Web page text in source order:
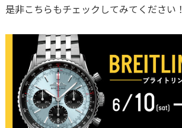
是非こちらもチェックしてみてください！